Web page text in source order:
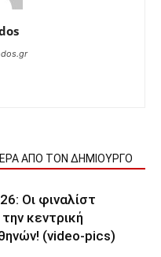
ΑΠΟ ΤΟΝ ΔΗΜΙΟΥΡΓΟ
Οι φιναλίστ
κεντρική
(video-pics)